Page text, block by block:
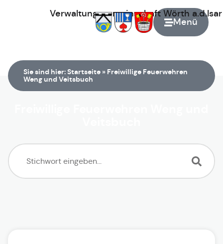
Menü
Verwaltungsgemeinschaft Wörth
Sie sind hier:Startseite » Freiwillige Feuerwehren
Weng und Veitsbuch